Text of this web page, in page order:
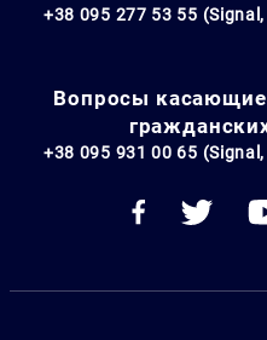
+38 095 277 53 55
Вопросы
+38 095 931 00 65